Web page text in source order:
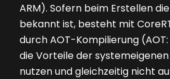
ARM). Sofern beim Erstellen
bekannt ist, besteht mit
durch AOT-Kompilierung
die Vorteile der
nutzen und gleichzeitig nicht